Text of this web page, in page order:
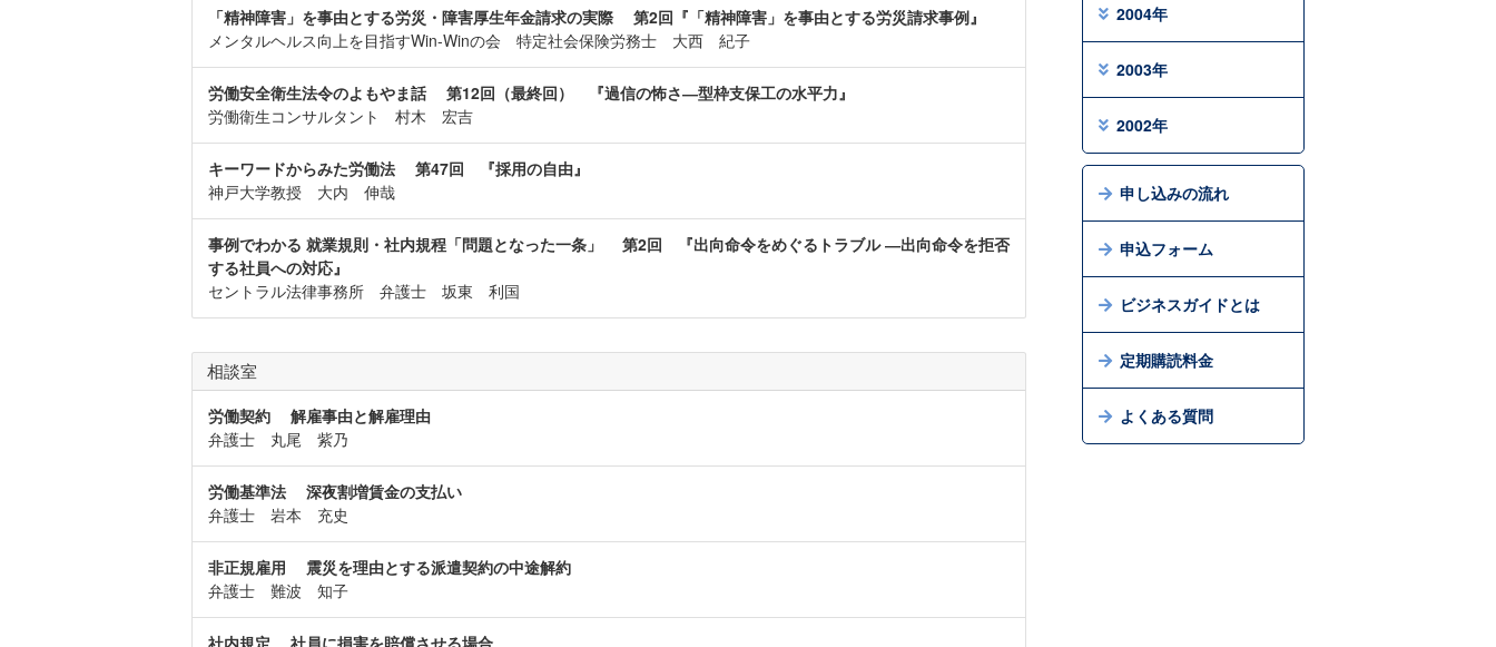
「精神障害」を事由とする労災・障害厚生年金請求の実際 第2回『「精神障害」を事由とする労災請求事例』
メンタルヘルス向上を目指すWin-Winの会 特定社会保険労務士 大西 紀子
労働安全衛生法令のよもやま話 第12回（最終回） 『過信の怖さ―型枠支保工の水平力』
労働衛生コンサルタント 村木 宏吉
キーワードからみた労働法 第47回 『採用の自由』
神戸大学教授 大内 伸哉
事例でわかる 就業規則・社内規程「問題となった一条」 第2回 『出向命令をめぐるトラブル ―出向命令を拒否
する社員への対応』
セントラル法律事務所 弁護士 坂東 利国
相談室
労働契約 解雇事由と解雇理由
弁護士 丸尾 紫乃
労働基準法 深夜割増賃金の支払い
弁護士 岩本 充史
非正規雇用 震災を理由とする派遣契約の中途解約
弁護士 難波 知子
2004年
2003年
2002年
申し込みの流れ
申込フォーム
ビジネスガイドとは
定期購読料金
よくある質問